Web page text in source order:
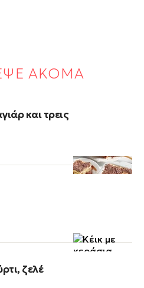
ΑΚΟΜΑ
και τρεις
ζελέ